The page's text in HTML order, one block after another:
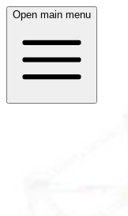
Open main menu